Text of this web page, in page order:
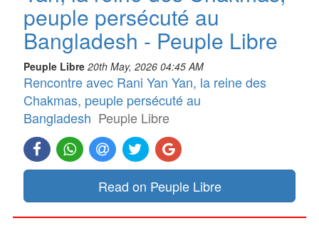
peuple persécuté au
Bangladesh - Peuple Libre
Peuple Libre 20th May, 2026 04:45 AM
Rencontre avec Rani Yan Yan, la reine des
Chakmas, peuple persécuté au
Bangladesh Peuple Libre
Read on Peuple Libre